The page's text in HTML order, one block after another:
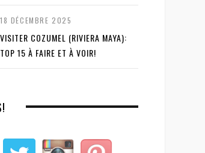
18 DÉCEMBRE 2025
VISITER COZUMEL (RIVIERA MAYA):
TOP 15 À FAIRE ET À VOIR!